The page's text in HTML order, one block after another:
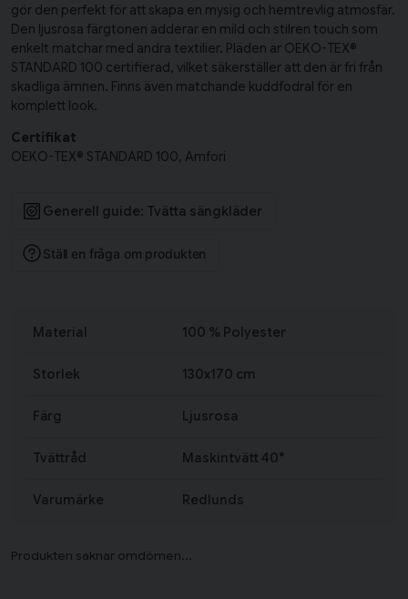
gör den perfekt för att skapa en mysig och hemtrevlig atmosfär.
Den ljusrosa färgtonen adderar en mild och stilren touch som
enkelt matchar med andra textilier. Pläden är OEKO-TEX®
STANDARD 100 certifierad, vilket säkerställer att den är fri från
skadliga ämnen. Finns även matchande kuddfodral för en
komplett look.
Certifikat
OEKO-TEX® STANDARD 100, Amfori
Generell guide: Tvätta sängkläder
Ställ en fråga om produkten
Material 100 % Polyester
Storlek 130x170 cm
Färg Ljusrosa
Tvättråd Maskintvätt 40°
Varumärke Redlunds